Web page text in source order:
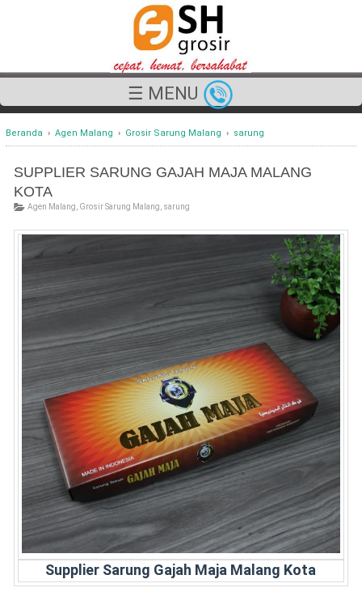
☰ MENU
Beranda › Agen Malang › Grosir Sarung Malang › sarung
SUPPLIER SARUNG GAJAH MAJA MALANG
KOTA
Agen Malang Grosir Sarung Malang sarung
Supplier Sarung Gajah Maja Malang Kota